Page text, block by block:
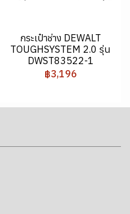
กระเป๋าช่าง DEWALT
TOUGHSYSTEM 2.0 รุ่น
DWST83522-1
฿3,196